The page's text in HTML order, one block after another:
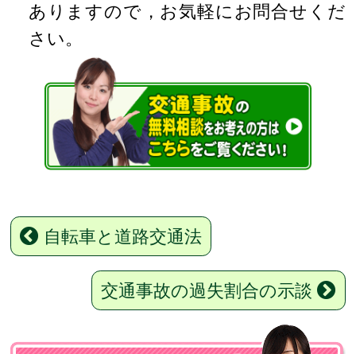
ありますので，お気軽にお問合せくだ
さい。
自転車と道路交通法
交通事故の過失割合の示談